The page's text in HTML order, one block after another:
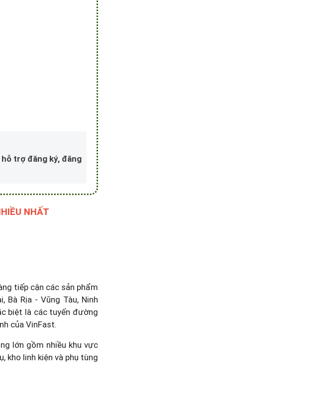
trợ đăng ký, đăng
NHẤT
tiếp cận các sản phẩm
Rịa - Vũng Tàu, Ninh
biệt là các tuyến đường
của VinFast.
lớn gồm nhiều khu vực
kho linh kiện và phụ tùng